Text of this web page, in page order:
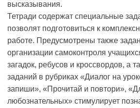
высказывания.
Тетради содержат специальные
позволят подготовиться к
работе. Предусмотрены также
организации самоконтроля
загадок, ребусов и кроссвордов, а
заданий в рубриках «Диалог на
запиши», «Прочитай и повтори»,
любознательных» стимулирует